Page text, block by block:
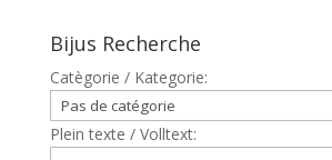
Bijus Recherche
Catègorie / Kategorie:
Plein texte / Volltext: